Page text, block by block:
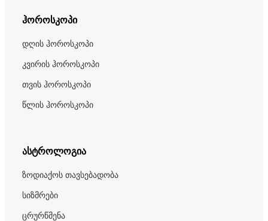
ჰოროსკოპი
დღის ჰოროსკოპი
კვირის ჰოროსკოპი
თვის ჰოროსკოპი
წლის ჰოროსკოპი
ასტროლოგია
ზოდიაქოს თავსებადობა
სიზმრები
ცრურწმენა